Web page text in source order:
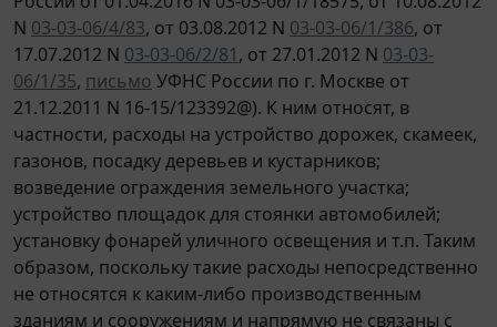
N 03-03-06/4/83, от 03.08.2012 N 03-03-06/1/386, от
17.07.2012 N 03-03-06/2/81, от 27.01.2012 N 03-03-
06/1/35, письмо УФНС России по г. Москве от
21.12.2011 N 16-15/123392@). К ним относят, в
частности, расходы на устройство дорожек, скамеек,
газонов, посадку деревьев и кустарников;
возведение ограждения земельного участка;
устройство площадок для стоянки автомобилей;
установку фонарей уличного освещения и т.п. Таким
образом, поскольку такие расходы непосредственно
не относятся к каким-либо производственным
зданиям и сооружениям и напрямую не связаны с